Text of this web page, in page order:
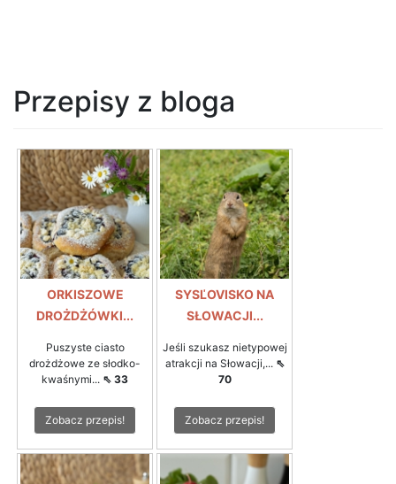
Przepisy z bloga
ORKISZOWE
DROŻDŻÓWKI...
Puszyste ciasto
drożdżowe ze słodko-
kwaśnymi... ⇖ 33
Zobacz przepis!
SYSĽOVISKO NA
SŁOWACJI...
Jeśli szukasz nietypowej
atrakcji na Słowacji,... ⇖
70
Zobacz przepis!